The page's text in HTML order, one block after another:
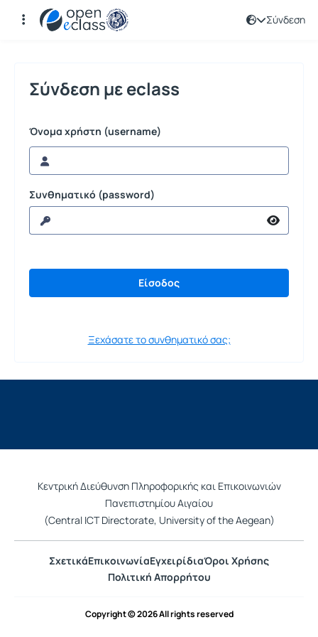
Σύνδεση
Σύνδεση
Σύνδεση με eclass
Όνομα χρήστη (username)
Συνθηματικό (password)
Ξεχάσατε το συνθηματικό σας;
Κεντρική Διεύθυνση Πληροφορικής και Επικοινωνιών
Πανεπιστημίου Αιγαίου
(Central ICT Directorate, University of the Aegean)
ΣχετικάΕπικοινωνίαΕγχειρίδιαΌροι Χρήσης
Πολιτική Απορρήτου
Copyright © 2026 All rights reserved